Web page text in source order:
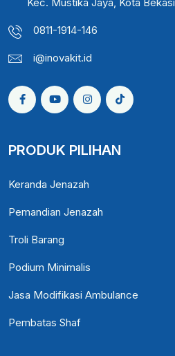
0811-1914-146
i@inovakit.id
PRODUK PILIHAN
Keranda Jenazah
Pemandian Jenazah
Troli Barang
Podium Minimalis
Jasa Modifikasi Ambulance
Pembatas Shaf